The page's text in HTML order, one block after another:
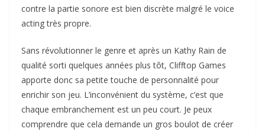
contre la partie sonore est bien discrète malgré le voice
acting très propre.
Sans révolutionner le genre et après un Kathy Rain de
qualité sorti quelques années plus tôt, Clifftop Games
apporte donc sa petite touche de personnalité pour
enrichir son jeu. L’inconvénient du système, c’est que
chaque embranchement est un peu court. Je peux
comprendre que cela demande un gros boulot de créer